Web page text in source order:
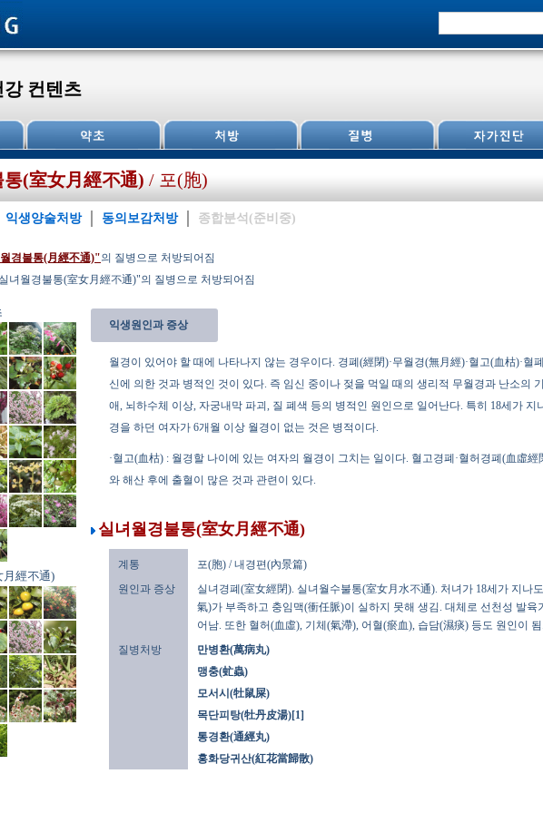
컨텐츠
(室女月經不通) / 포(胞)
익생양술처방 동의보감처방 종합분석(준비중)
경불통(月經不通)"의 질병으로 처방되어짐
녀월경불통(室女月經不通)"의 질병으로 처방되어짐
月經不通)
익생원인과 증상
월경이 있어야 할 때에 나타나지 않는 경우이다. 경폐(經閉)·무월경(無月經)·혈고(血枯)·혈
신에 의한 것과 병적인 것이 있다. 즉 임신 중이나 젖을 먹일 때의 생리적 무월경과 난소의
애, 뇌하수체 이상, 자궁내막 파괴, 질 폐색 등의 병적인 원인으로 일어난다. 특히 18세가 지
경을 하던 여자가 6개월 이상 월경이 없는 것은 병적이다.
·혈고(血枯) : 월경할 나이에 있는 여자의 월경이 그치는 일이다. 혈고경폐·혈허경폐(血虛經
와 해산 후에 출혈이 많은 것과 관련이 있다.
실녀월경불통(室女月經不通)
계통
포(胞) / 내경편(內景篇)
원인과 증상
실녀경폐(室女經閉). 실녀월수불통(室女月水不通). 처녀가 18세가 지나
氣)가 부족하고 충임맥(衝任脈)이 실하지 못해 생김. 대체로 선천성 발육
어남. 또한 혈허(血虛), 기체(氣滯), 어혈(瘀血), 습담(濕痰) 등도 원인이 됨.
질병처방
만병환(萬病丸)
맹충(虻蟲)
모서시(牡鼠屎)
목단피탕(牡丹皮湯)[1]
통경환(通經丸)
홍화당귀산(紅花當歸散)